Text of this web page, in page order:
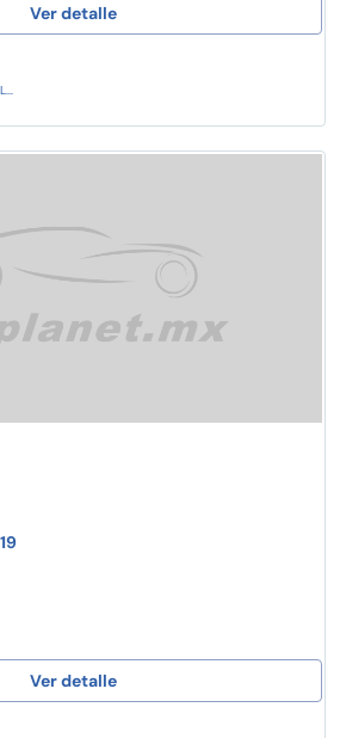
Ver detalle
Ver detalle